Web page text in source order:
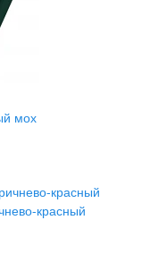
мох
красный